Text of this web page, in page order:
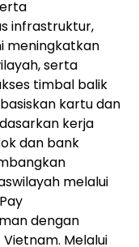
infrastruktur,
meningkatkan
serta
timbal balik
kartu dan
kerja
dan bank
melalui
dengan
Melalui